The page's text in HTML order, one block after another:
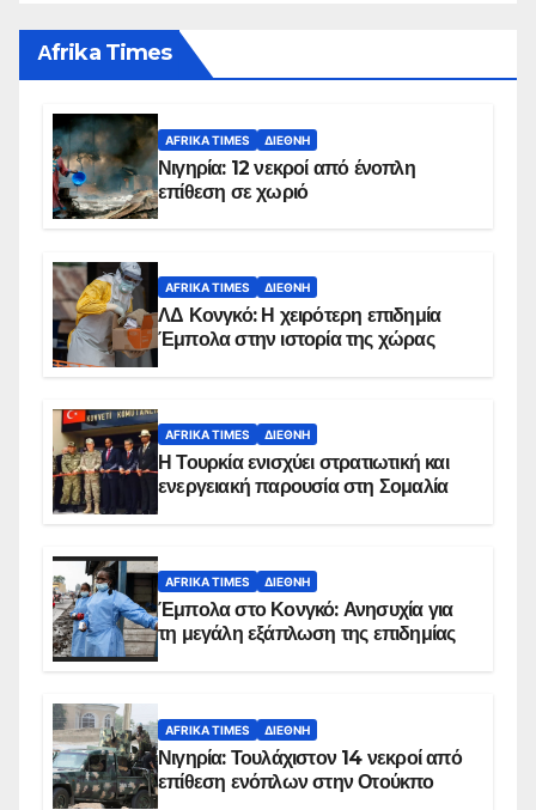
Αfrika Times
AFRIKA TIMES ΔΙΕΘΝΉ
Νιγηρία: 12 νεκροί από ένοπλη
επίθεση σε χωριό
AFRIKA TIMES ΔΙΕΘΝΉ
ΛΔ Κονγκό: Η χειρότερη επιδημία
Έμπολα στην ιστορία της χώρας
AFRIKA TIMES ΔΙΕΘΝΉ
Η Τουρκία ενισχύει στρατιωτική και
ενεργειακή παρουσία στη Σομαλία
AFRIKA TIMES ΔΙΕΘΝΉ
Έμπολα στο Κονγκό: Ανησυχία για
τη μεγάλη εξάπλωση της επιδημίας
AFRIKA TIMES ΔΙΕΘΝΉ
Νιγηρία: Τουλάχιστον 14 νεκροί από
επίθεση ενόπλων στην Οτούκπο